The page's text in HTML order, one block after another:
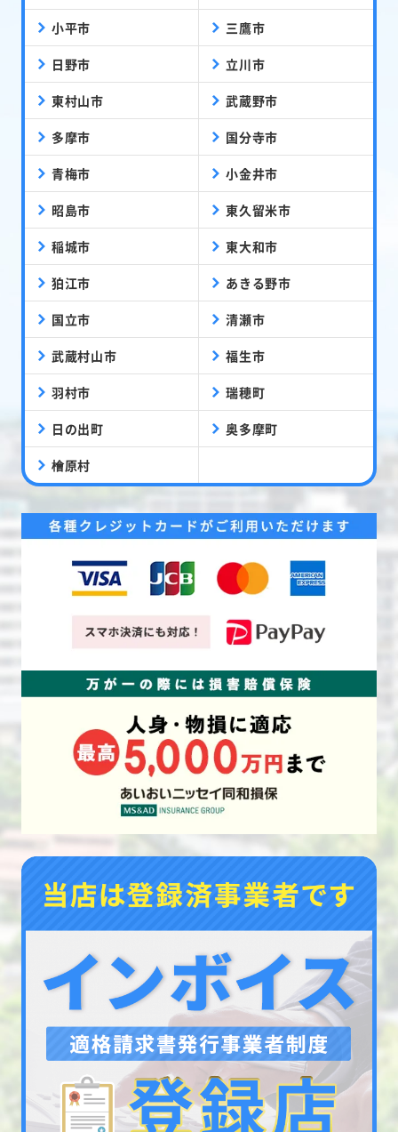
小平市 三鷹市
日野市 立川市
東村山市 武蔵野市
多摩市 国分寺市
青梅市 小金井市
昭島市 東久留米市
稲城市 東大和市
狛江市 あきる野市
国立市 清瀬市
武蔵村山市 福生市
羽村市 瑞穂町
日の出町 奥多摩町
檜原村